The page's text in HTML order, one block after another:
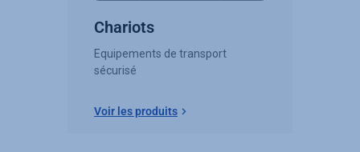
Chariots
Equipements de transport
sécurisé
Voir les produits